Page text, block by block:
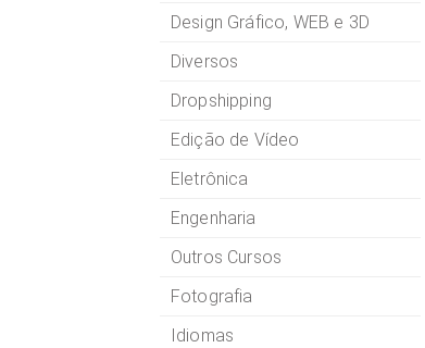
Design Gráfico, WEB e 3D
Diversos
Dropshipping
Edição de Vídeo
Eletrônica
Engenharia
Outros Cursos
Fotografia
Idiomas